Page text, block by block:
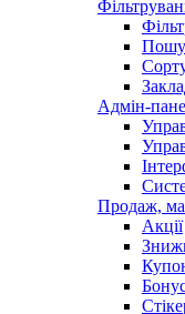
Адмін-
Продаж,
Акції